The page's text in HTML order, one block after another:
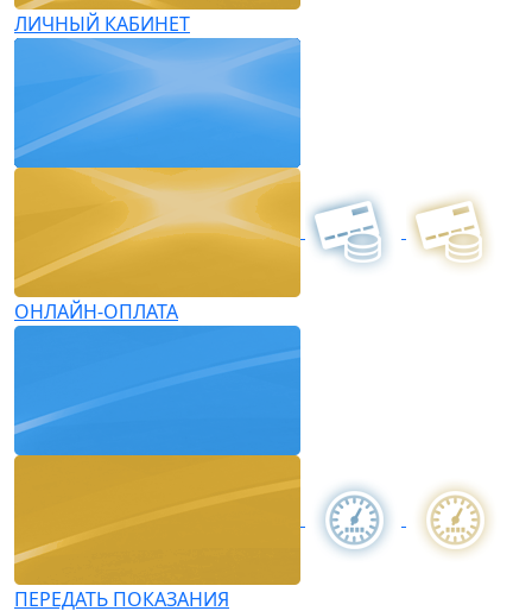
ЛИЧНЫЙ КАБИНЕТ
ОНЛАЙН-ОПЛАТА
ПЕРЕДАТЬ ПОКАЗАНИЯ